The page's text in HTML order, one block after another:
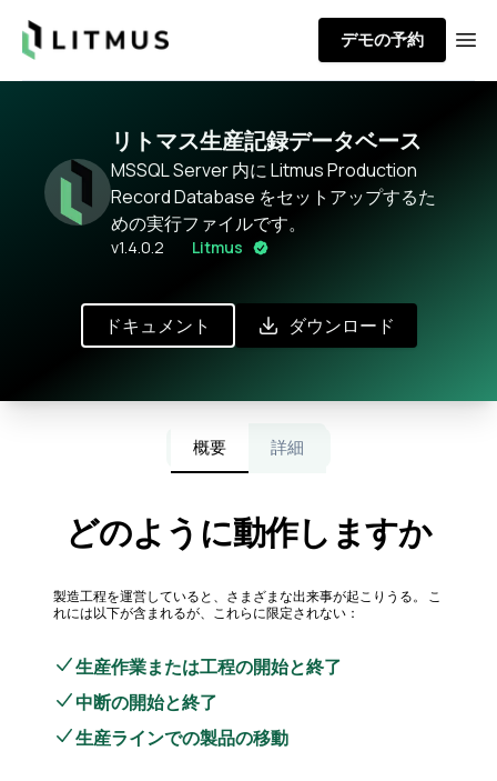
Litmus デモの予約
リトマス生産記録データベース
MSSQL Server 内に Litmus Production
Record Database をセットアップするた
めの実行ファイルです。
v1.4.0.2 Litmus
ドキュメント ダウンロード
概要 詳細
どのように動作しますか
製造工程を運営していると、さまざまな出来事が起こりうる。 こ
れには以下が含まれるが、これらに限定されない：
生産作業または工程の開始と終了
中断の開始と終了
生産ラインでの製品の移動